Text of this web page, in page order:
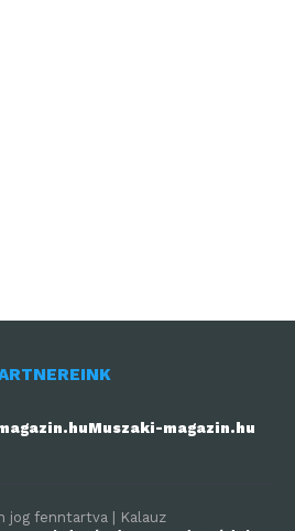
Muszaki-magazin.hu
jog fenntartva | Kalauz